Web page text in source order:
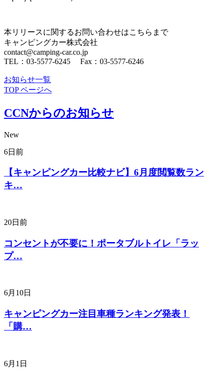
本リリースに関するお問い合わせはこちらまで
キャンピングカー株式会社
contact@camping-car.co.jp
TEL：03-5577-6245 Fax：03-5577-6246
お知らせ一覧
TOP ページへ
CCNからのお知らせ
New
6日前
【キャンピングカー比較ナビ】6月度閲覧数ラン
キ…
20日前
コンセントが不要に！ポータブルトイレ「ラッ
プ…
6月10日
キャンピングカー注目車種ランキング発表！
「購…
6月1日